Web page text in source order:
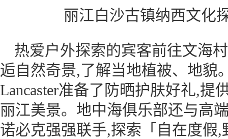
丽江白沙古镇纳西文化
热爱户外探索的宾客前往文海
逅自然奇景,了解当地植被、地貌
Lancaster准备了防晒护肤好礼,提
丽江美景。地中海俱乐部还与高
诺必克强强联手,探索「自在度假